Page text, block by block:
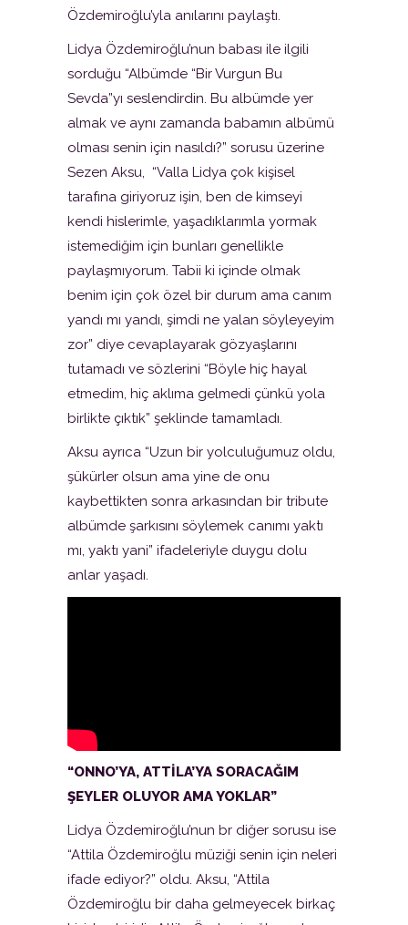
Özdemiroğlu’yla anılarını paylaştı.
Lidya Özdemiroğlu’nun babası ile ilgili
sorduğu “Albümde “Bir Vurgun Bu
Sevda”yı seslendirdin. Bu albümde yer
almak ve aynı zamanda babamın albümü
olması senin için nasıldı?” sorusu üzerine
Sezen Aksu, “Valla Lidya çok kişisel
tarafına giriyoruz işin, ben de kimseyi
kendi hislerimle, yaşadıklarımla yormak
istemediğim için bunları genellikle
paylaşmıyorum. Tabii ki içinde olmak
benim için çok özel bir durum ama canım
yandı mı yandı, şimdi ne yalan söyleyeyim
zor” diye cevaplayarak gözyaşlarını
tutamadı ve sözlerini “Böyle hiç hayal
etmedim, hiç aklıma gelmedi çünkü yola
birlikte çıktık” şeklinde tamamladı.
Aksu ayrıca “Uzun bir yolculuğumuz oldu,
şükürler olsun ama yine de onu
kaybettikten sonra arkasından bir tribute
albümde şarkısını söylemek canımı yaktı
mı, yaktı yani” ifadeleriyle duygu dolu
anlar yaşadı.
“ONNO’YA, ATTİLA’YA SORACAĞIM
ŞEYLER OLUYOR AMA YOKLAR”
Lidya Özdemiroğlu’nun br diğer sorusu ise
“Attila Özdemiroğlu müziği senin için neleri
ifade ediyor?” oldu. Aksu, “Attila
Özdemiroğlu bir daha gelmeyecek birkaç